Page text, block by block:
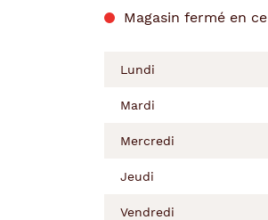
Magasin fermé en
semaine
matin
Lundi
Mardi
Mercredi
Jeudi
Vendredi